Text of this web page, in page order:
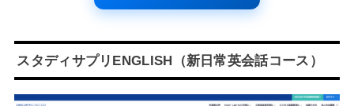
スタディサプリENGLISH（新日常英会話コース）